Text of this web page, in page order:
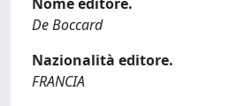
De Boccard
Nazionalità editore.
FRANCIA